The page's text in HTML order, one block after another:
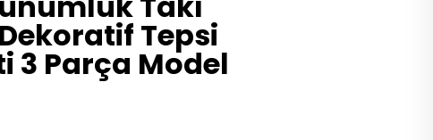
Tepsi
3 Parça Model